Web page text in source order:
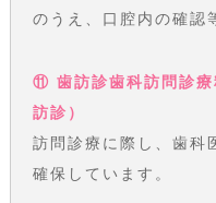
のうえ、口腔内の確認
⑪ 歯訪診歯科訪問診療
訪診）
訪問診療に際し、歯科
確保しています。